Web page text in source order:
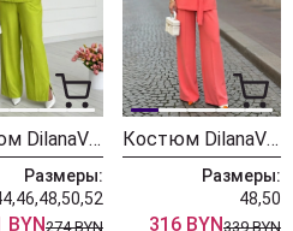
Костюм DilanaVIP 2144 лайм
Размеры:
BYN274 BYN
Костюм DilanaVIP 2104 коралл
Размеры:
48,50
316 BYN339 BYN